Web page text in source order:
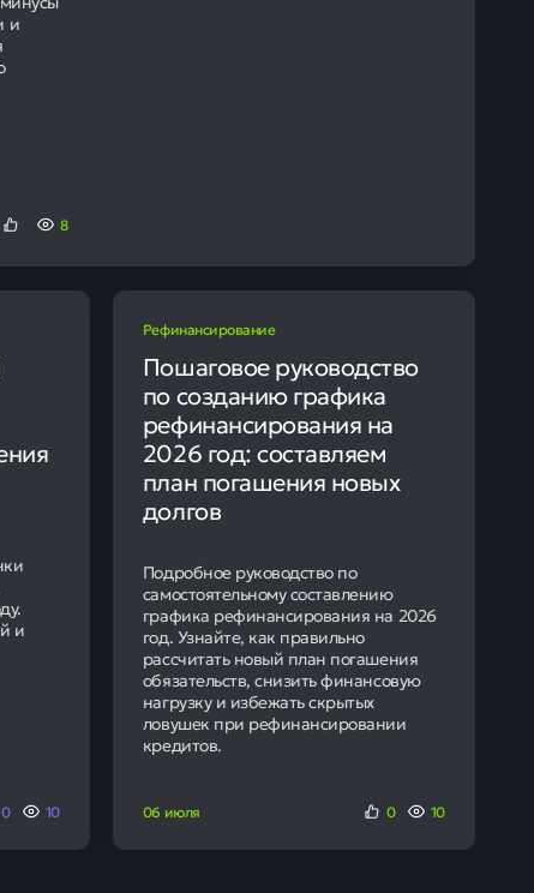
и
8
и
0 10
Рефинансирование
Пошаговое руководство
по созданию графика
рефинансирования на
2026 год: составляем
план погашения новых
долгов
Подробное руководство по
самостоятельному составлению
графика рефинансирования на 2026
год. Узнайте, как правильно
рассчитать новый план погашения
обязательств, снизить финансовую
нагрузку и избежать скрытых
ловушек при рефинансировании
кредитов.
06 июля 0 10